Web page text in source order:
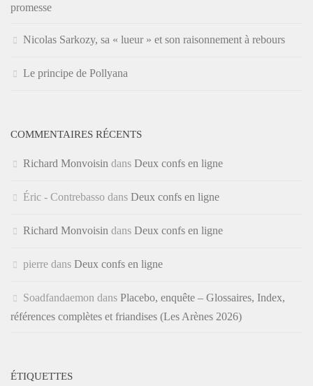
promesse
Nicolas Sarkozy, sa « lueur » et son raisonnement à rebours
Le principe de Pollyana
COMMENTAIRES RÉCENTS
Richard Monvoisin dans Deux confs en ligne
Éric - Contrebasso dans Deux confs en ligne
Richard Monvoisin dans Deux confs en ligne
pierre dans Deux confs en ligne
Soadfandaemon dans Placebo, enquête – Glossaires, Index,
références complètes et friandises (Les Arènes 2026)
ÉTIQUETTES